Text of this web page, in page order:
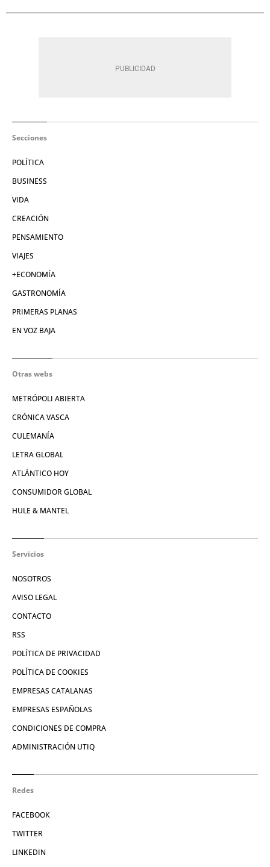
Secciones
POLÍTICA
BUSINESS
VIDA
CREACIÓN
PENSAMIENTO
VIAJES
+ECONOMÍA
GASTRONOMÍA
PRIMERAS PLANAS
EN VOZ BAJA
Otras webs
METRÓPOLI ABIERTA
CRÓNICA VASCA
CULEMANÍA
LETRA GLOBAL
ATLÁNTICO HOY
CONSUMIDOR GLOBAL
HULE & MANTEL
Servicios
NOSOTROS
AVISO LEGAL
CONTACTO
RSS
POLÍTICA DE PRIVACIDAD
POLÍTICA DE COOKIES
EMPRESAS CATALANAS
EMPRESAS ESPAÑOLAS
CONDICIONES DE COMPRA
ADMINISTRACIÓN UTIQ
Redes
FACEBOOK
TWITTER
LINKEDIN